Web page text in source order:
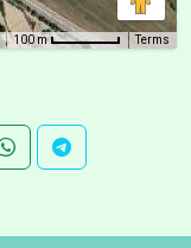
100 m Terms